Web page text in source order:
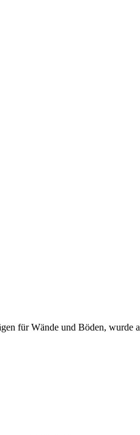
für Wände und Böden, wurde